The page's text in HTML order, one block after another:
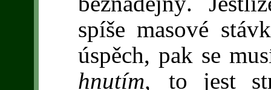
spíše masové
úspěch, pak se
hnutím, to jest